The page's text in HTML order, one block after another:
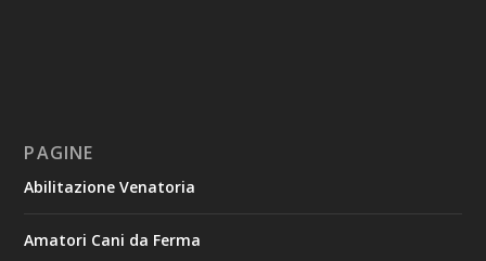
PAGINE
Abilitazione Venatoria
Amatori Cani da Ferma